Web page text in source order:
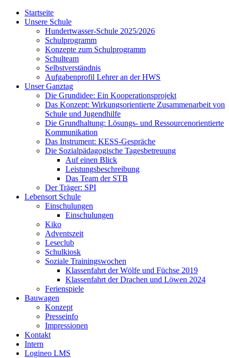
Startseite
Unsere Schule
Hundertwasser-Schule 2025/2026
Schulprogramm
Konzepte zum Schulprogramm
Schulteam
Selbst­ver­ständ­nis
Aufgabenprofil Lehrer an der HWS
Unser Ganztag
Die Grundidee: Ein Kooperationsprojekt
Das Konzept: Wirkungsorientierte Zusammenarbeit von
Schule und Jugendhilfe
Die Grundhaltung: Lösungs- und Ressourcenorientierte
Kommunikation
Das Instrument: KESS-Gespräche
Die Sozialpädagogische Tagesbetreuung
Auf einen Blick
Leistungsbeschreibung
Das Team der STB
Der Träger: SPI
Lebensort Schule
Einschulungen
Einschulungen
Kiko
Adventszeit
Leseclub
Schulkiosk
Soziale Trainingswochen
Klassenfahrt der Wölfe und Füchse 2019
Klassenfahrt der Drachen und Löwen 2024
Ferienspiele
Bauwagen
Konzept
Presseinfo
Impressionen
Kontakt
Intern
Logineo LMS